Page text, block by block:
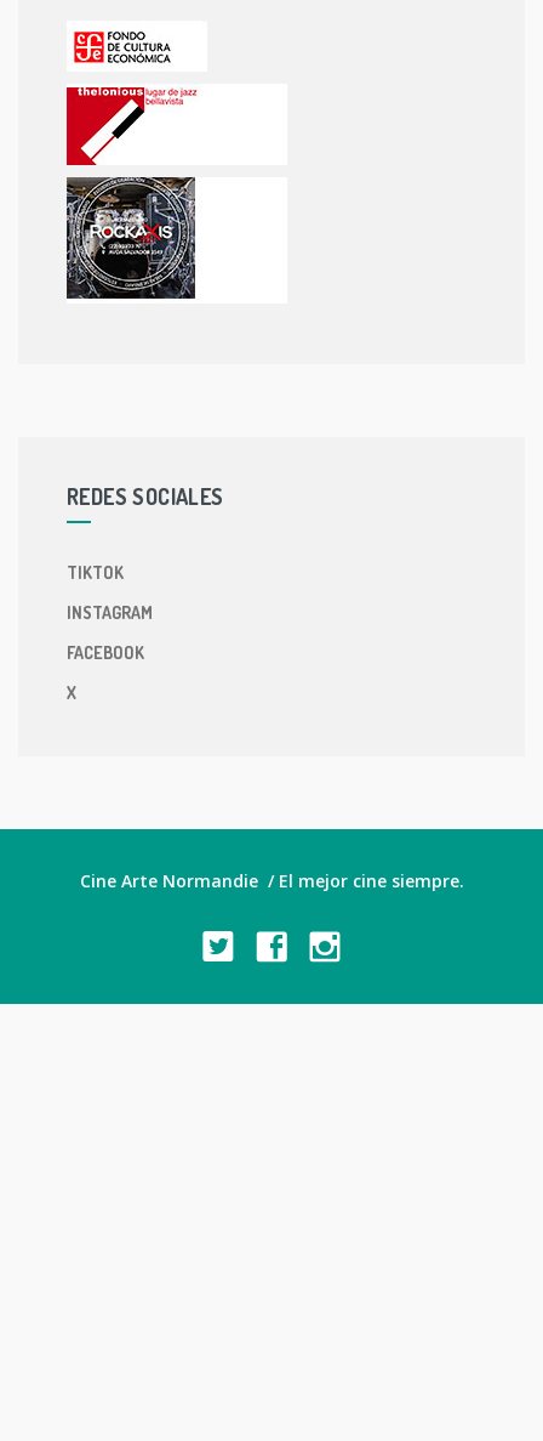
REDES SOCIALES
TIKTOK
INSTAGRAM
FACEBOOK
X
Cine Arte Normandie / El mejor cine siempre.